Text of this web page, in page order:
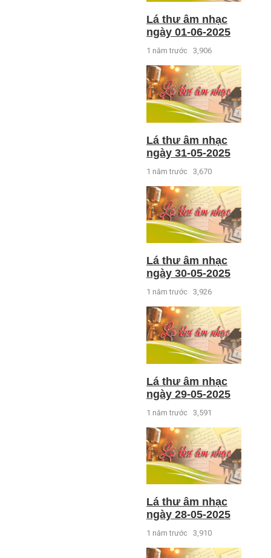
Lá thư âm nhạc
ngày 01-06-2025
1 năm trước 3,906
Lá thư âm nhạc
ngày 31-05-2025
1 năm trước 3,670
Lá thư âm nhạc
ngày 30-05-2025
1 năm trước 3,926
Lá thư âm nhạc
ngày 29-05-2025
1 năm trước 3,591
Lá thư âm nhạc
ngày 28-05-2025
1 năm trước 3,910